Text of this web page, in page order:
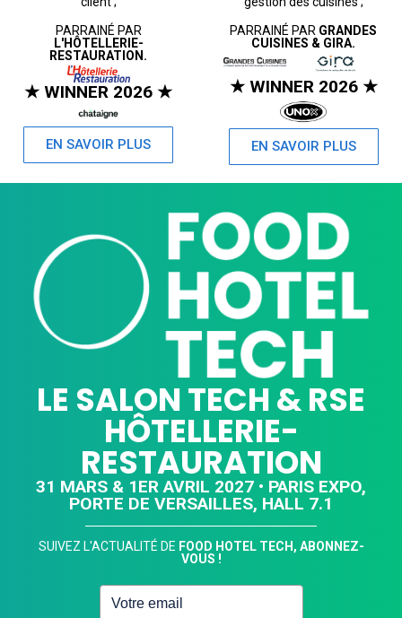
PARRAINÉ PAR
L'HÔTELLERIE-
RESTAURATION.
★ WINNER 2026 ★
EN SAVOIR PLUS
PARRAINÉ PAR GRANDES
CUISINES & GIRA.
★ WINNER 2026 ★
EN SAVOIR PLUS
LE SALON TECH & RSE
HÔTELLERIE-
RESTAURATION
31 MARS & 1ER AVRIL 2027 • PARIS EXPO,
PORTE DE VERSAILLES, HALL 7.1
SUIVEZ L'ACTUALITÉ DE FOOD HOTEL TECH, ABONNEZ-
VOUS !